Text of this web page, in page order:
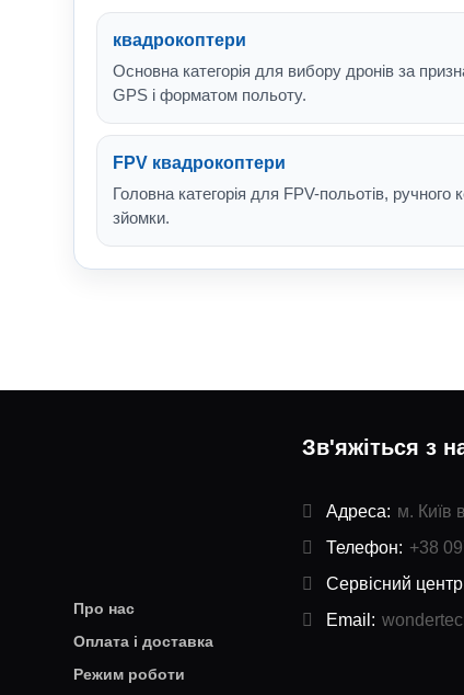
квадрокоптери
Основна категорія для вибору дронів за
GPS і форматом польоту.
FPV квадрокоптери
Головна категорія для FPV-польотів, ручного
зйомки.
Про нас
Оплата і доставка
Режим роботи
Зв'яжіться з
Адреса: м. Київ
Телефон: +38
Сервісний
Email: